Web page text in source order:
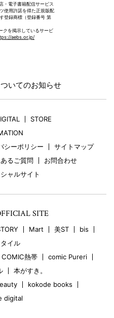
・電子書籍配信サービス
使用許諾を得た正規版配
登録商標（登録番号 第
クを掲示しているサービ
aebs.or.jp/
いてのお知らせ
STORE
シーポリシー
サイトマップ
るご質問
お問合わせ
ャルサイト
SITE
Mart 美ST
bis
イル
COMIC熱帯
comic Pureri
本がすき。
kokode books
digital